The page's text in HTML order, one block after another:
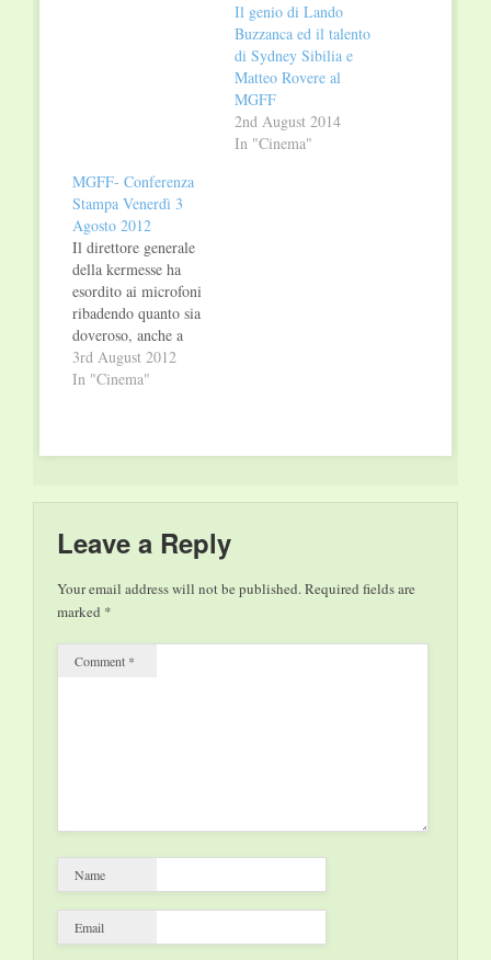
Il genio di Lando
Buzzanca ed il talento
di Sydney Sibilia e
Matteo Rovere al
MGFF
2nd August 2014
In "Cinema"
MGFF- Conferenza
Stampa Venerdì 3
Agosto 2012
Il direttore generale
della kermesse ha
esordito ai microfoni
ribadendo quanto sia
doveroso, anche a
costo di ripetersi,
raccontare la passione
pubblico è stata
Vedere…
3rd August 2012
In "Cinema"
Leave a Reply
Your email address will not be published.Required fields are
marked *
Comment *
Name
Email